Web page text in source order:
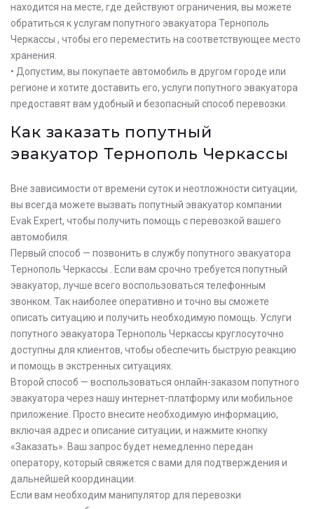
находится на месте, где действуют ограничения, вы можете
обратиться к услугам попутного эвакуатора Тернополь
Черкассы , чтобы его переместить на соответствующее место
хранения.
• Допустим, вы покупаете автомобиль в другом городе или
регионе и хотите доставить его, услуги попутного эвакуатора
предоставят вам удобный и безопасный способ перевозки.
Как заказать попутный
эвакуатор Тернополь Черкассы
Вне зависимости от времени суток и неотложности ситуации,
вы всегда можете вызвать попутный эвакуатор компании
Evak Expert, чтобы получить помощь с перевозкой вашего
автомобиля.
Первый способ — позвонить в службу попутного эвакуатора
Тернополь Черкассы . Если вам срочно требуется попутный
эвакуатор, лучше всего воспользоваться телефонным
звонком. Так наиболее оперативно и точно вы сможете
описать ситуацию и получить необходимую помощь. Услуги
попутного эвакуатора Тернополь Черкассы круглосуточно
доступны для клиентов, чтобы обеспечить быструю реакцию
и помощь в экстренных ситуациях.
Второй способ — воспользоваться онлайн-заказом попутного
эвакуатора через нашу интернет-платформу или мобильное
приложение. Просто внесите необходимую информацию,
включая адрес и описание ситуации, и нажмите кнопку
«Заказать». Ваш запрос будет немедленно передан
оператору, который свяжется с вами для подтверждения и
дальнейшей координации.
Если вам необходим манипулятор для перевозки